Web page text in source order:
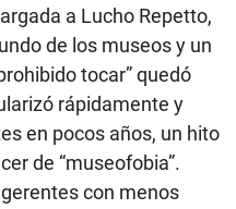
a Lucho Repetto,
de los museos y un
tocar” quedó
rápidamente y
en pocos años, un hito
de “museofobia”.
con menos